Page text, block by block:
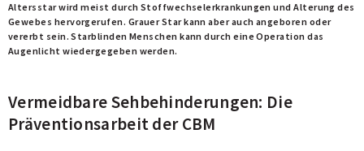
Altersstar wird meist durch Stoffwechselerkrankungen und Alterung des
Gewebes hervorgerufen. Grauer Star kann aber auch angeboren oder
vererbt sein. Starblinden Menschen kann durch eine Operation das
Augenlicht wiedergegeben werden.
Vermeidbare Sehbehinderungen: Die
Präventionsarbeit der CBM